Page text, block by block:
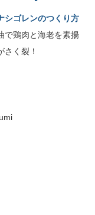
シゴレンのつくり方
で鶏肉と海老を素揚
く裂！